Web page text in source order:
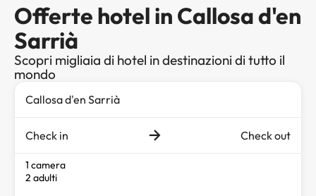
Offerte hotel in Callosa d'en
Sarrià
Scopri migliaia di hotel in destinazioni di tutto il
mondo
Check in Check out
1 camera
2 adulti